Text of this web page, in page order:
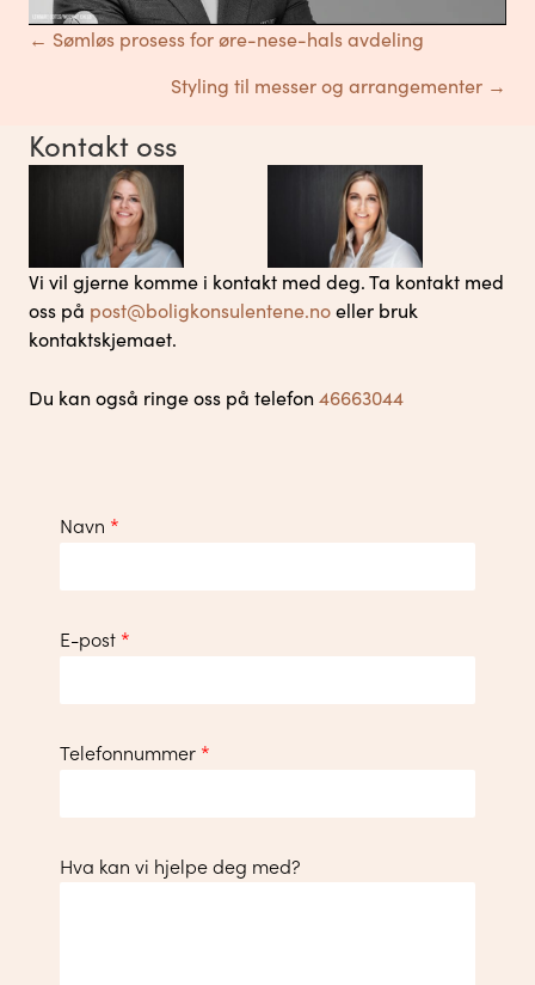
Posts
navigation
← Sømløs prosess for øre-nese-hals avdeling
Styling til messer og arrangementer →
Kontakt oss
Vi vil gjerne komme i kontakt med deg. Ta kontakt med
oss på post@boligkonsulentene.noeller bruk
kontaktskjemaet.
Du kan også ringe oss på telefon 46663044
Navn *
E-post *
Telefonnummer *
Hva kan vi hjelpe deg med?